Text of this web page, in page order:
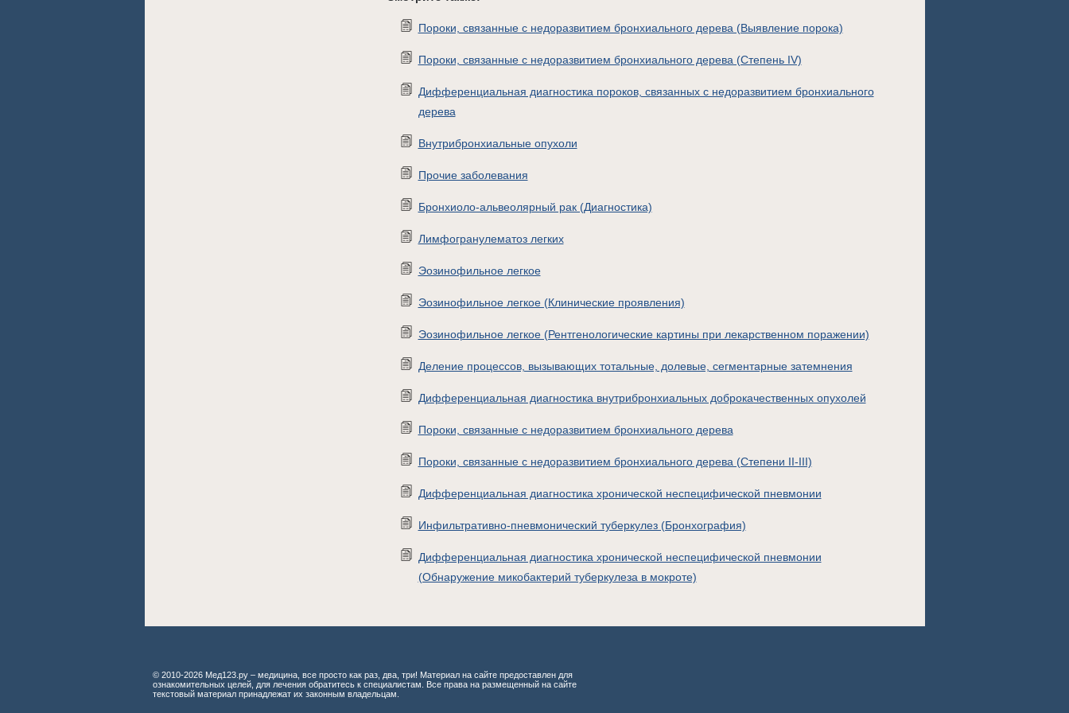
Пороки, связанные с недоразвитием бронхиального дерева (Выявление порока)
Пороки, связанные с недоразвитием бронхиального дерева (Степень IV)
Дифференциальная диагностика пороков, связанных с недоразвитием бронхиального
дерева
Внутрибронхиальные опухоли
Прочие заболевания
Бронхиоло-альвеолярный рак (Диагностика)
Лимфогранулематоз легких
Эозинофильное легкое
Эозинофильное легкое (Клинические проявления)
Эозинофильное легкое (Рентгенологические картины при лекарственном поражении)
Деление процессов, вызывающих тотальные, долевые, сегментарные затемнения
Дифференциальная диагностика внутрибронхиальных доброкачественных опухолей
Пороки, связанные с недоразвитием бронхиального дерева
Пороки, связанные с недоразвитием бронхиального дерева (Степени II-III)
Дифференциальная диагностика хронической неспецифической пневмонии
Инфильтративно-пневмонический туберкулез (Бронхография)
Дифференциальная диагностика хронической неспецифической пневмонии
(Обнаружение микобактерий туберкулеза в мокроте)
© 2010-2026 Мед123.ру – медицина, все просто как раз, два, три! Материал на сайте предоставлен для
ознакомительных целей, для лечения обратитесь к специалистам. Все права на размещенный на сайте
текстовый материал принадлежат их законным владельцам.